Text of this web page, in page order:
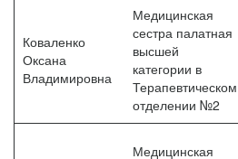
Коваленко
Оксана
Владимировна
Медицинская
сестра палатная
высшей
категории в
Терапевтическом
отделении №2
Медицинская